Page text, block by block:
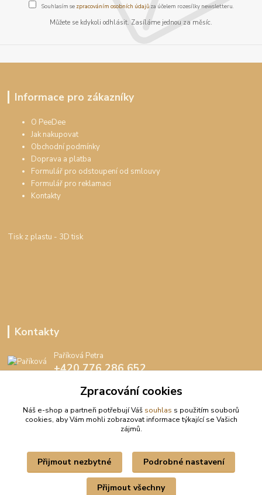
Souhlasím se zpracováním osobních údajůza účelem rozesílky newsletteru.
Můžete se kdykoli odhlásit. Zasíláme jednou za měsíc.
Informace pro zákazníky
O PeeDee
Jak nakupovat
Obchodní podmínky
Doprava a platba
Formulář pro odstoupení od smlouvy
Formulář pro reklamaci
Kontakty
Tisk z plastu - 3D tisk
Kontakty
Paříková Petra
+420 776 286 652
Upravit sběr cookies.
Zpracování cookies
Náš e-shop a partneři potřebují Váš souhlas s použitím souborů
cookies, aby Vám mohli zobrazovat informace týkající se Vašich
zájmů.
Přijmout nezbytné Podrobné nastavení
Přijmout všechny